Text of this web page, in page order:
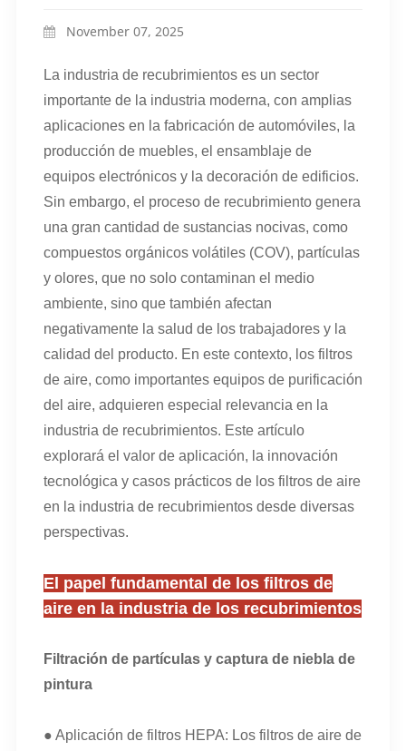
November 07, 2025
La industria de recubrimientos es un sector
importante de la industria moderna, con amplias
aplicaciones en la fabricación de automóviles, la
producción de muebles, el ensamblaje de
equipos electrónicos y la decoración de edificios.
Sin embargo, el proceso de recubrimiento genera
una gran cantidad de sustancias nocivas, como
compuestos orgánicos volátiles (COV), partículas
y olores, que no solo contaminan el medio
ambiente, sino que también afectan
negativamente la salud de los trabajadores y la
calidad del producto. En este contexto, los filtros
de aire, como importantes equipos de purificación
del aire, adquieren especial relevancia en la
industria de recubrimientos. Este artículo
explorará el valor de aplicación, la innovación
tecnológica y casos prácticos de los filtros de aire
en la industria de recubrimientos desde diversas
perspectivas.
El papel fundamental de los filtros de
aire en la industria de los recubrimientos
Filtración de partículas y captura de niebla de
pintura
● Aplicación de filtros HEPA: Los filtros de aire de